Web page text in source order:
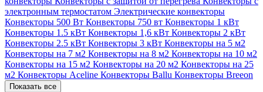
электронным термостатом Электрические конвекторы
Конвекторы 500 Вт Конвекторы 750 вт Конвекторы 1 кВт
Конвекторы 1.5 кВт Конвекторы 1,6 кВт Конвекторы 2 кВт
Конвекторы 2.5 кВт Конвекторы 3 кВт Конвекторы на 5 м2
Конвекторы на 7 м2 Конвекторы на 8 м2 Конвекторы на 10 м2
Конвекторы на 15 м2 Конвекторы на 20 м2 Конвекторы на 25
м2 Конвекторы Aceline Конвекторы Ballu Конвекторы Breeon
Показать все